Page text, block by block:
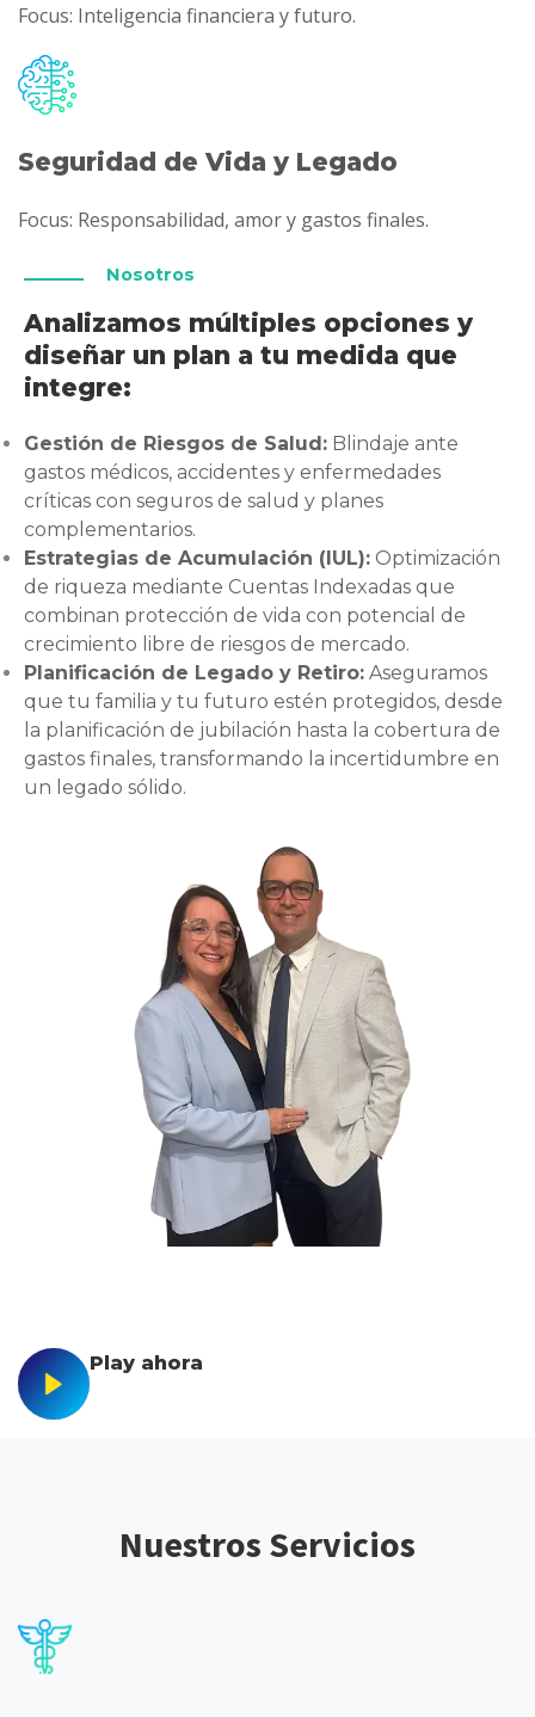
Focus: Inteligencia financiera y futuro.
Seguridad de Vida y Legado
Focus: Responsabilidad, amor y gastos finales.
Nosotros
Analizamos múltiples opciones y
diseñar un plan a tu medida que
integre:
Gestión de Riesgos de Salud: Blindaje ante
gastos médicos, accidentes y enfermedades
críticas con seguros de salud y planes
complementarios.
Estrategias de Acumulación (IUL): Optimización
de riqueza mediante Cuentas Indexadas que
combinan protección de vida con potencial de
crecimiento libre de riesgos de mercado.
Planificación de Legado y Retiro: Aseguramos
que tu familia y tu futuro estén protegidos, desde
la planificación de jubilación hasta la cobertura de
gastos finales, transformando la incertidumbre en
un legado sólido.
Play ahora
Nuestros Servicios